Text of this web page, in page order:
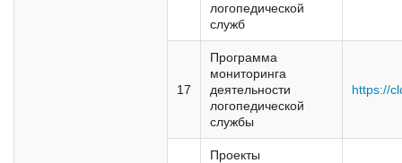
логопедической
служб
17
Программа
мониторинга
деятельности
логопедической
службы
https://
Проекты